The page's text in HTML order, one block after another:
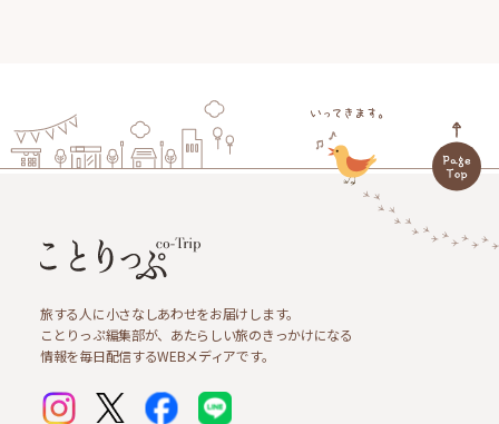
旅する人に小さなしあわせをお届けします。
ことりっぷ編集部が、あたらしい旅のきっかけになる
情報を毎日配信するWEBメディアです。